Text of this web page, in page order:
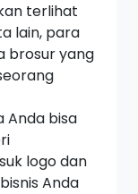
terlihat
lain, para
brosur yang
Anda bisa
logo dan
Anda